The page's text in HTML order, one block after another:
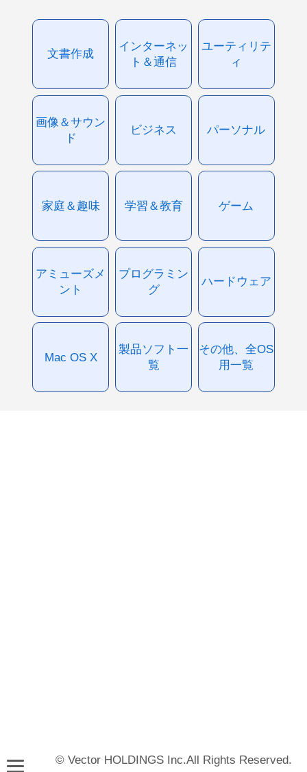
文書作成
インターネッ
ト＆通信
ユーティリテ
ィ
画像＆サウン
ド
ビジネス パーソナル
家庭＆趣味 学習＆教育 ゲーム
アミューズメ
ント
プログラミン
グ
ハードウェア
Mac OS X
製品ソフト一
覧
その他、全OS
用一覧
© Vector HOLDINGS Inc.All Rights Reserved.